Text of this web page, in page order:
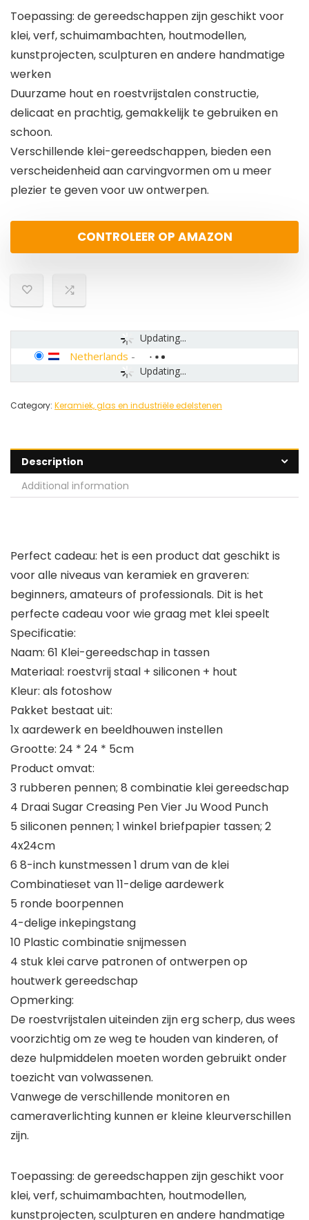
Toepassing: de gereedschappen zijn geschikt voor
klei, verf, schuimambachten, houtmodellen,
kunstprojecten, sculpturen en andere handmatige
werken
Duurzame hout en roestvrijstalen constructie,
delicaat en prachtig, gemakkelijk te gebruiken en
schoon.
Verschillende klei-gereedschappen, bieden een
verscheidenheid aan carvingvormen om u meer
plezier te geven voor uw ontwerpen.
CONTROLEER OP AMAZON
Updating...
Updating...
Netherlands -
Category: Keramiek, glas en industriële edelstenen
Description
Additional information
Perfect cadeau: het is een product dat geschikt is
voor alle niveaus van keramiek en graveren:
beginners, amateurs of professionals. Dit is het
perfecte cadeau voor wie graag met klei speelt
Specificatie:
Naam: 61 Klei-gereedschap in tassen
Materiaal: roestvrij staal + siliconen + hout
Kleur: als fotoshow
Pakket bestaat uit:
1x aardewerk en beeldhouwen instellen
Grootte: 24 * 24 * 5cm
Product omvat:
3 rubberen pennen; 8 combinatie klei gereedschap
4 Draai Sugar Creasing Pen Vier Ju Wood Punch
5 siliconen pennen; 1 winkel briefpapier tassen; 2
4x24cm
6 8-inch kunstmessen 1 drum van de klei
Combinatieset van 11-delige aardewerk
5 ronde boorpennen
4-delige inkepingstang
10 Plastic combinatie snijmessen
4 stuk klei carve patronen of ontwerpen op
houtwerk gereedschap
Opmerking:
De roestvrijstalen uiteinden zijn erg scherp, dus wees
voorzichtig om ze weg te houden van kinderen, of
deze hulpmiddelen moeten worden gebruikt onder
toezicht van volwassenen.
Vanwege de verschillende monitoren en
cameraverlichting kunnen er kleine kleurverschillen
zijn.
Toepassing: de gereedschappen zijn geschikt voor
klei, verf, schuimambachten, houtmodellen,
kunstprojecten, sculpturen en andere handmatige